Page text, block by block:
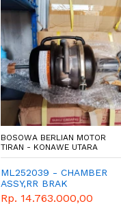
BOSOWA BERLIAN MOTOR
TIRAN - KONAWE UTARA
ML252039 - CHAMBER
ASSY,RR BRAK
Rp. 14.763.000,00